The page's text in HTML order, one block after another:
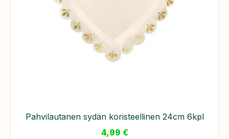
Pahvilautanen sydän koristeellinen 24cm 6kpl
4,99 €